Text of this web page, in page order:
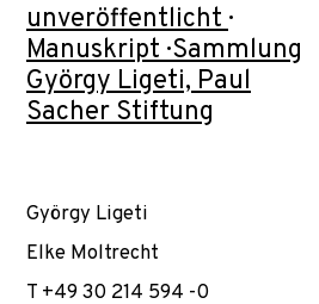
unveröffentlicht ·
Manuskript · Sammlung
György Ligeti, Paul
Sacher Stiftung
György Ligeti
Elke Moltrecht
T +49 30 214 594 -0